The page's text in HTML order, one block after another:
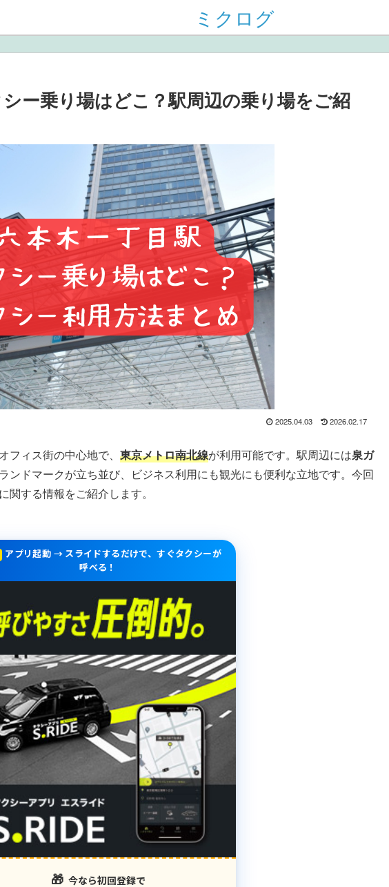
ミクログ
ー乗り場はどこ？駅周辺の乗り場をご紹
2025.04.03 2026.02.17
フィス街の中心地で、 東京メトロ南北線が利用可能です。駅周辺には泉ガ
ンドマークが立ち並び、ビジネス利用にも観光にも便利な立地です。今回
関する情報をご紹介します。
アプリ起動 → スライドするだけで、すぐタクシーが
呼べる！
🎁 今なら初回登録で